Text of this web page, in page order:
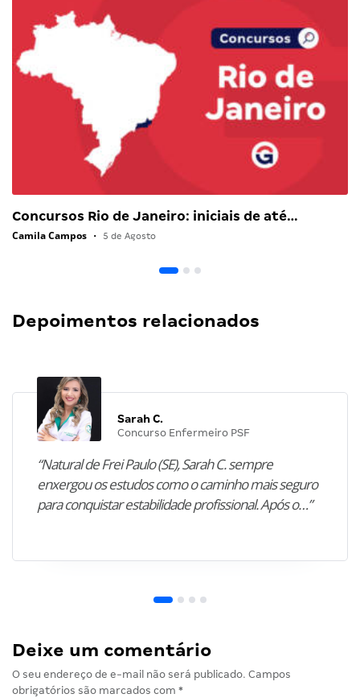
Concursos Rio de Janeiro: iniciais de até…
Camila Campos • 5 de Agosto
Depoimentos relacionados
Sarah C.
Concurso Enfermeiro PSF
“Natural de Frei Paulo (SE), Sarah C. sempre
enxergou os estudos como o caminho mais seguro
para conquistar estabilidade profissional. Após o…”
Deixe um comentário
O seu endereço de e-mail não será publicado. Campos
obrigatórios são marcados com *